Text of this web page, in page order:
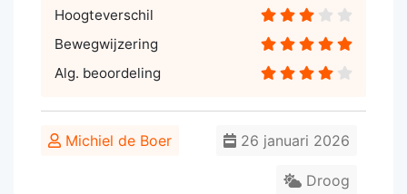
Hoogteverschil
Bewegwijzering
Alg. beoordeling
Michiel de Boer 26 januari 2026
Droog